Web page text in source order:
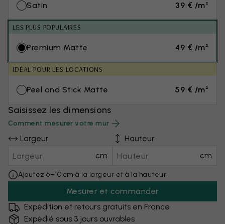
Satin 39 € /m²
LES PLUS POPULAIRES
Premium Matte 49 € /m²
IDÉAL POUR LES LOCATIONS
Peel and Stick Matte 59 € /m²
Saisissez les dimensions
Comment mesurer votre mur
Largeur
cm
Hauteur
cm
Ajoutez 6–10 cm à la largeur et à la hauteur
Mesurer et commander
Expédition et retours gratuits en France
Expédié sous 3 jours ouvrables